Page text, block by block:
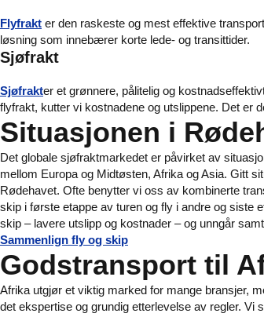
Flyfrakt er den raskeste og mest effektive
løsning som innebærer korte lede- og transittider.
Sjøfrakt
Sjøfrakter et grønnere, pålitelig og
flyfrakt, kutter vi kostnadene og utslippene. Det er
Situasjonen i
Det globale sjøfraktmarkedet er påvirket av
mellom Europa og Midtøsten, Afrika og Asia. Gitt
Rødehavet. Ofte benytter vi oss av kombinerte
skip i første etappe av turen og fly i andre og siste
skip – lavere utslipp og kostnader – og unngår
Sammenlign fly og skip
Godstransport til
Afrika utgjør et viktig marked for mange bransjer,
det ekspertise og grundig etterlevelse av regler. Vi